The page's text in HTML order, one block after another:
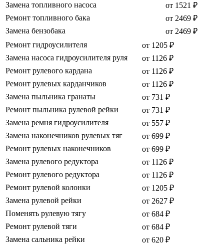
Замена топливного насоса
от 1521 ₽
Ремонт топливного бака
от 2469 ₽
Замена бензобака
от 2469 ₽
Ремонт гидроусилителя
от 1205 ₽
Замена насоса гидроусилителя руля
от 1126 ₽
Ремонт рулевого кардана
от 1126 ₽
Ремонт рулевых карданчиков
от 1126 ₽
Замена пыльника гранаты
от 731 ₽
Ремонт пыльника рулевой рейки
от 731 ₽
Замена ремня гидроусилителя
от 557 ₽
Замена наконечников рулевых тяг
от 699 ₽
Ремонт рулевых наконечников
от 699 ₽
Замена рулевого редуктора
от 1126 ₽
Ремонт рулевого редуктора
от 1126 ₽
Ремонт рулевой колонки
от 1205 ₽
Замена рулевой рейки
от 2627 ₽
Поменять рулевую тягу
от 684 ₽
Ремонт рулевой тяги
от 684 ₽
Замена сальника рейки
от 620 ₽